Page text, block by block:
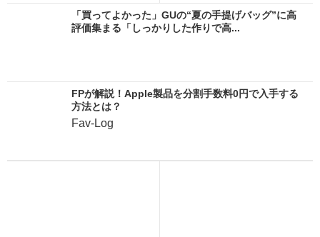
「買ってよかった」GUの“夏の手提げバッグ”に高
評価集まる「しっかりした作りで高...
FPが解説！Apple製品を分割手数料0円で入手する
方法とは？
Fav-Log